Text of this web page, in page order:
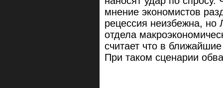
мнение экономистов
рецессия неизбежна, но
отдела
считает что в
При таком сценарии